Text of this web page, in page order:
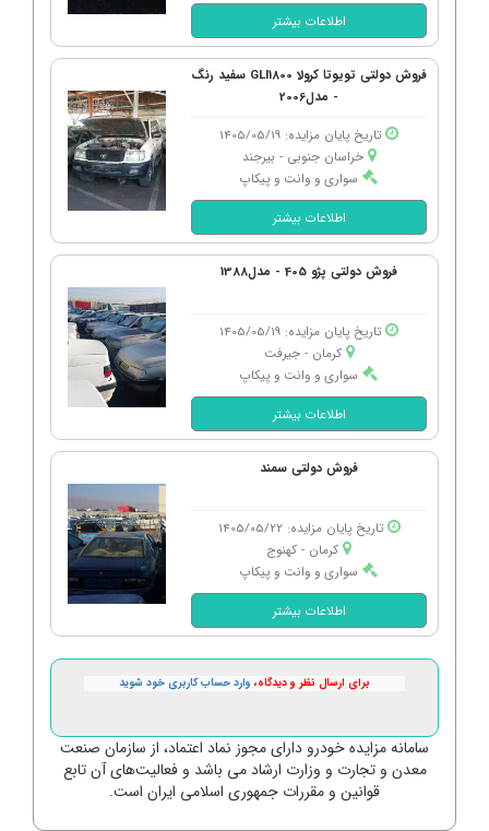
اطلاعات بیشتر
فروش دولتی تویوتا کرولا GLI1800 سفید رنگ
- مدل2006
تاریخ پایان مزایده: 1405/05/19
خراسان جنوبی - بیرجند
سواری و وانت و پیکاپ
اطلاعات بیشتر
فروش دولتی پژو 405 - مدل1388
تاریخ پایان مزایده: 1405/05/19
کرمان - جیرفت
سواری و وانت و پیکاپ
اطلاعات بیشتر
فروش دولتی سمند
تاریخ پایان مزایده: 1405/05/22
کرمان - كهنوج
سواری و وانت و پیکاپ
اطلاعات بیشتر
برای ارسال نظر و دیدگاه، وارد حساب کاربری خود شوید
سامانه مزایده خودرو دارای مجوز نماد اعتماد، از سازمان صنعت
معدن و تجارت و وزارت ارشاد می باشد و فعالیت‌های آن تابع
قوانین و مقررات جمهوری اسلامی ایران است.